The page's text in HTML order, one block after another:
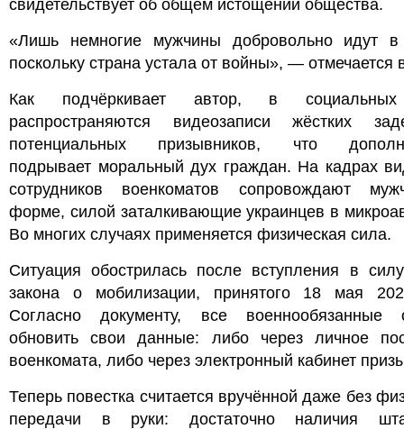
свидетельствует об общем истощении общества.
«Лишь немногие мужчины добровольно идут
поскольку страна устала от войны», — отмечается
Как подчёркивает автор, в
распространяются видеозаписи жёстких
потенциальных призывников, что
подрывает моральный дух граждан. На кадрах
сотрудников военкоматов сопровождают
форме, силой заталкивающие украинцев в
Во многих случаях применяется физическая сила.
Ситуация обострилась после вступления в
закона о мобилизации, принятого 18 мая
Согласно документу, все военнообязанные
обновить свои данные: либо через личное
военкомата, либо через электронный кабинет
Теперь повестка считается вручённой даже без
передачи в руки: достаточно наличия